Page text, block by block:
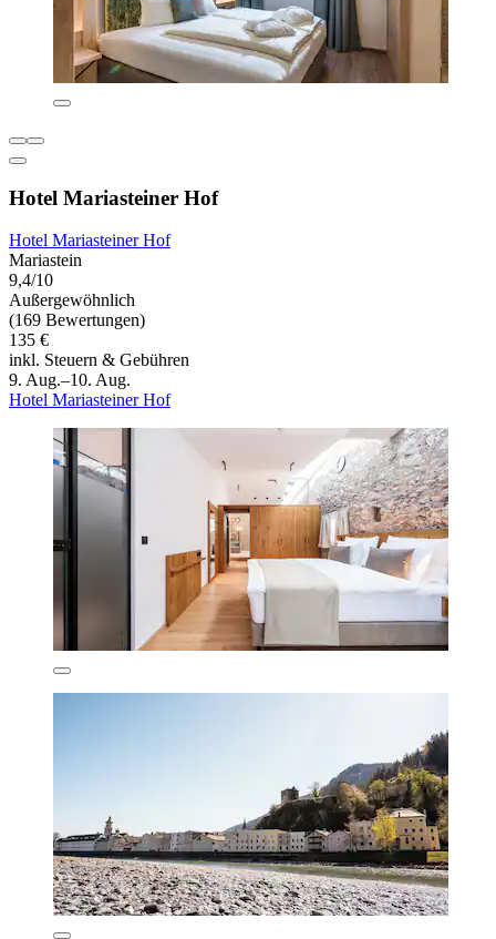
Hotel Mariasteiner Hof
Hotel Mariasteiner Hof
Mariastein
9,4/10
Außergewöhnlich
(169 Bewertungen)
135 €
inkl. Steuern & Gebühren
9. Aug.–10. Aug.
Hotel Mariasteiner Hof